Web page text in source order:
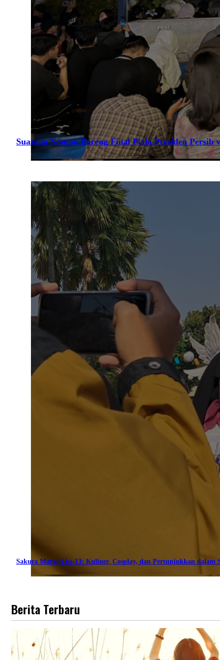
Suasana Nonton Bareng Final Piala Presiden Persib
Sakura Matsuri ke-13: Kuliner, Cosplay, dan Pertunjukkan dalam
Berita Terbaru